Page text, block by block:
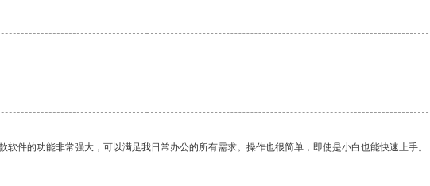
件的功能非常强大，可以满足我日常办公的所有需求。操作也很简单，即使是小白也能快速上手。